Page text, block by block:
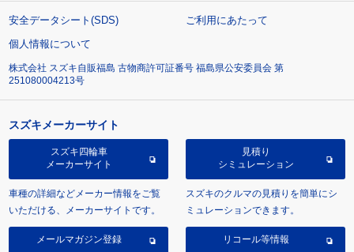
安全データシート(SDS)
ご利用にあたって
個人情報について
株式会社 スズキ自販福島 古物商許可証番号 福島県公安委員会 第
251080004213号
スズキメーカーサイト
スズキ四輪車
メーカーサイト
車種の詳細などメーカー情報をご覧
いただける、メーカーサイトです。
見積り
シミュレーション
スズキのクルマの見積りを簡単にシ
ミュレーションできます。
メールマガジン登録 リコール等情報